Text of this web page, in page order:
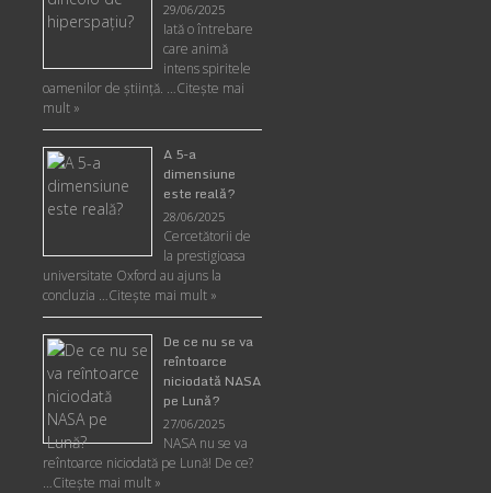
29/06/2025
Iată o întrebare
care animă
intens spiritele
oamenilor de ştiinţă. …Citește mai
mult »
A 5-a
dimensiune
este reală?
28/06/2025
Cercetătorii de
la prestigioasa
universitate Oxford au ajuns la
concluzia …Citește mai mult »
De ce nu se va
reîntoarce
niciodată NASA
pe Lună?
27/06/2025
NASA nu se va
reîntoarce niciodată pe Lună! De ce?
…Citește mai mult »